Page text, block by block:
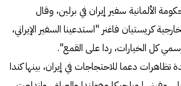
الألمانية سفير إيران في برلين، وقال
كريستيان فاغنر "استدعينا السفير الإيراني،
كل الخيارات، ردا على القمع".
دعما للاحتجاجات في إيران، بينها كندا